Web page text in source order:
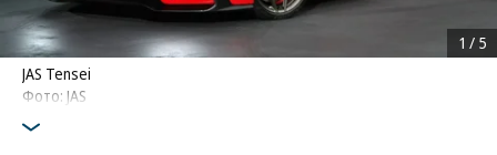
JAS Tensei
Фото: JAS
1 / 5